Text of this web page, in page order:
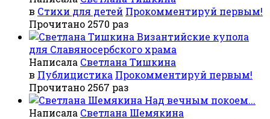
в Стихи для детей Прокомментируй первым!
Прочитано 2570 раз
Византийские купола
для Славяносербского храма
Написала Светлана Тишкина
в Публицистика Прокомментируй первым!
Прочитано 2567 раз
Над вечным покоем...
Написала Светлана Шемякина